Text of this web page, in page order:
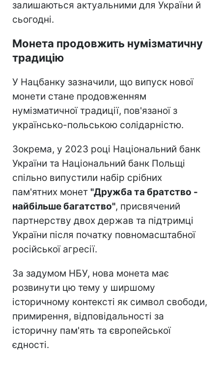
залишаються актуальними для України й
сьогодні.
Монета продовжить нумізматичну
традицію
У Нацбанку зазначили, що випуск нової
монети стане продовженням
нумізматичної традиції, пов'язаної з
українсько-польською солідарністю.
Зокрема, у 2023 році Національний банк
України та Національний банк Польщі
спільно випустили набір срібних
пам'ятних монет "Дружба та братство -
найбільше багатство", присвячений
партнерству двох держав та підтримці
України після початку повномасштабної
російської агресії.
За задумом НБУ, нова монета має
розвинути цю тему у ширшому
історичному контексті як символ свободи,
примирення, відповідальності за
історичну пам'ять та європейської
єдності.